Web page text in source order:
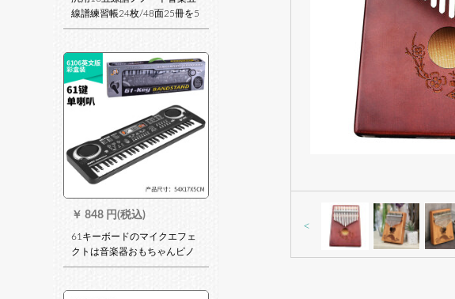
線譜練習帳24枚/48面25冊を5
冊にして送ります。
￥ 848 円(税込)
61キーボードのマイクエフェ
クトは音楽器おもちゃんピノ
多機能音楽教育用ピアノ61キ
<